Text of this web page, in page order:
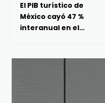
El PIB turístico de
México cayó 47 %
interanual en el